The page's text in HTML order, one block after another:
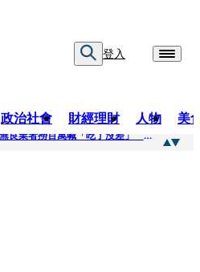
登入
政治社會 財經理財 人物 美
明知辣椒粉含蘇丹紅還賣！無良業者撈百萬喊「吃了沒差」 法官打臉判6月不准緩刑